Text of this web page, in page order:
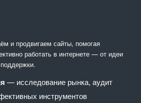
и продвигаем сайты, помогая
работать в интернете — от идеи
— исследование рынка, аудит
инструментов